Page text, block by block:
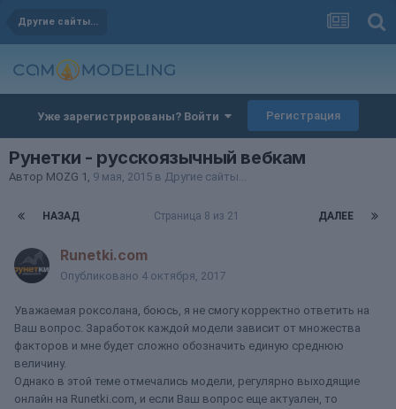
Другие сайты...
Уже зарегистрированы? Войти Регистрация
Рунетки - русскоязычный вебкам
Автор MOZG 1 , 9 мая, 2015 в Другие сайты...
НАЗАД ДАЛЕЕ
Страница 8 из 21
Runetki.com
Опубликовано 4 октября, 2017
Уважаемая роксолана, боюсь, я не смогу корректно ответить на
Ваш вопрос. Заработок каждой модели зависит от множества
факторов и мне будет сложно обозначить единую среднюю
величину.
Однако в этой теме отмечались модели, регулярно выходящие
онлайн на Runetki.com, и если Ваш вопрос еще актуален, то